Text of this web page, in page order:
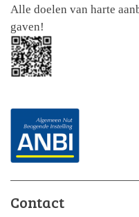
Alle doelen van harte
gaven!
Contact